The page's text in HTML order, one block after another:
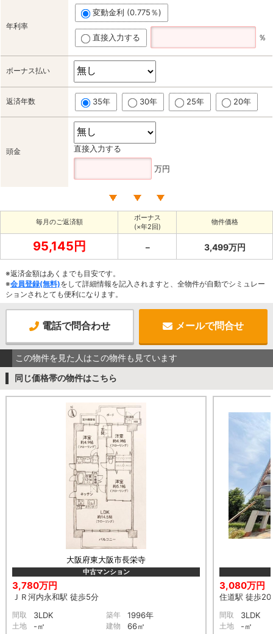
年利率
変動金利 (0.775％)
直接入力する ％
ボーナス払い
返済年数 35年 30年 25年 20年
頭金 直接入力する
万円
毎月のご返済額
ボーナス
(×年2回)
物件価格
95,145円 － 3,499万円
※返済金額はあくまでも目安です。
※会員登録(無料)をして詳細情報を記入されますと、全物件が自動でシミュレー
ションされとても便利になります。
電話で問合わせ メールで問合せ
この物件を見た人はこの物件も見ています
同じ価格帯の物件はこちら
大阪府東大阪市長栄寺
中古マンション
3,780万円
ＪＲ河内永和駅 徒歩5分
間取 3LDK 築年 1996年
土地 -㎡ 建物 66㎡
3,080万円
住道駅 徒歩20
間取 3LDK
土地 -㎡